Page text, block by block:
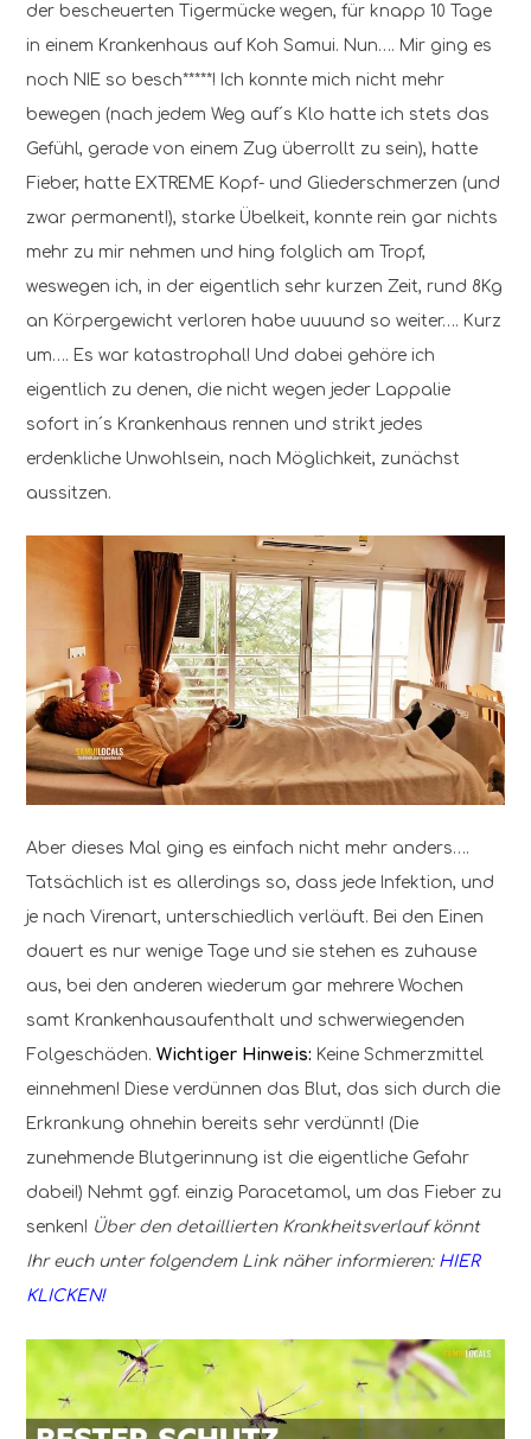
der bescheuerten Tigermücke wegen, für knapp 10 Tage
in einem Krankenhaus auf Koh Samui. Nun…. Mir ging es
noch NIE so besch*****! Ich konnte mich nicht mehr
bewegen (nach jedem Weg auf´s Klo hatte ich stets das
Gefühl, gerade von einem Zug überrollt zu sein), hatte
Fieber, hatte EXTREME Kopf- und Gliederschmerzen (und
zwar permanent!), starke Übelkeit, konnte rein gar nichts
mehr zu mir nehmen und hing folglich am Tropf,
weswegen ich, in der eigentlich sehr kurzen Zeit, rund 8Kg
an Körpergewicht verloren habe uuuund so weiter…. Kurz
um…. Es war katastrophal! Und dabei gehöre ich
eigentlich zu denen, die nicht wegen jeder Lappalie
sofort in´s Krankenhaus rennen und strikt jedes
erdenkliche Unwohlsein, nach Möglichkeit, zunächst
aussitzen.
Aber dieses Mal ging es einfach nicht mehr anders….
Tatsächlich ist es allerdings so, dass jede Infektion, und
je nach Virenart, unterschiedlich verläuft. Bei den Einen
dauert es nur wenige Tage und sie stehen es zuhause
aus, bei den anderen wiederum gar mehrere Wochen
samt Krankenhausaufenthalt und schwerwiegenden
Folgeschäden.Wichtiger Hinweis: Keine Schmerzmittel
einnehmen! Diese verdünnen das Blut, das sich durch die
Erkrankung ohnehin bereits sehr verdünnt! (Die
zunehmende Blutgerinnung ist die eigentliche Gefahr
dabei!) Nehmt ggf. einzig Paracetamol, um das Fieber zu
senken! Über den detaillierten Krankheitsverlauf könnt
Ihr euch unter folgendem Link näher informieren: HIER
KLICKEN!